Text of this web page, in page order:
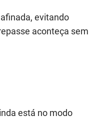
evitando
aconteça sem
está no modo